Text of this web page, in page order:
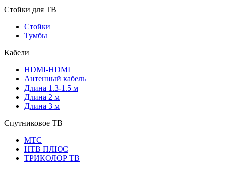
Стойки для ТВ
Стойки
Тумбы
Кабели
HDMI-HDMI
Антенный кабель
Длина 1.3-1.5 м
Длина 2 м
Длина 3 м
Спутниковое ТВ
МТС
НТВ ПЛЮС
ТРИКОЛОР ТВ